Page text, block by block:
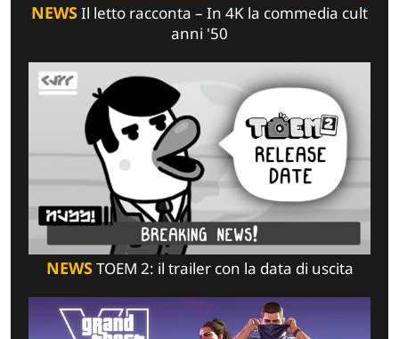
NEWSIl letto racconta – In 4K la commedia cult
anni '50
NEWSTOEM 2: il trailer con la data di uscita